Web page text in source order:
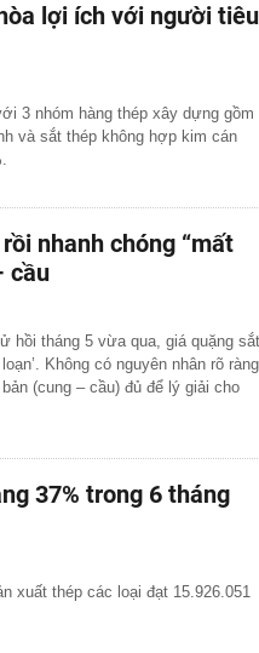
lợi ích với người tiêu
3 nhóm hàng thép xây dựng gồm
và sắt thép không hợp kim cán
nhanh chóng “mất
cầu
hồi tháng 5 vừa qua, giá quặng sắt
Không có nguyên nhân rõ ràng
(cung – cầu) đủ để lý giải cho
37% trong 6 tháng
xuất thép các loại đạt 15.926.051